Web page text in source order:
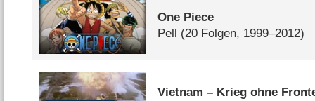
One Piece
Pell
(20 Folgen, 1999–2012)
Vietnam – Krieg ohne